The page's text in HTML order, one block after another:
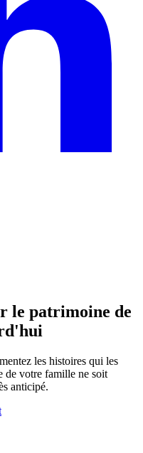
le patrimoine de
les histoires qui les
de votre famille ne soit
anticipé.